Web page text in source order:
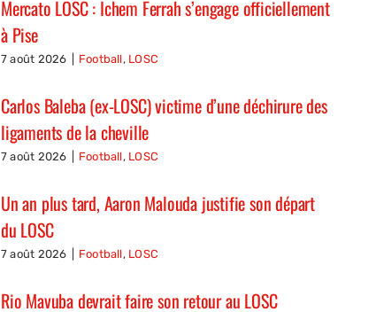
Mercato LOSC : Ichem Ferrah s’engage officiellement
à Pise
7 août 2026 Football, LOSC
Carlos Baleba (ex-LOSC) victime d’une déchirure des
ligaments de la cheville
7 août 2026 Football, LOSC
Un an plus tard, Aaron Malouda justifie son départ
du LOSC
7 août 2026 Football, LOSC
Rio Mavuba devrait faire son retour au LOSC